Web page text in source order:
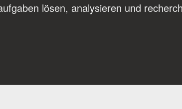
lösen, analysieren und